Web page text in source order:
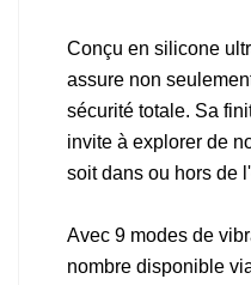
Conçu en silicone
assure non
sécurité totale. Sa
invite à explorer de
soit dans ou hors de
Avec 9 modes de
nombre disponible